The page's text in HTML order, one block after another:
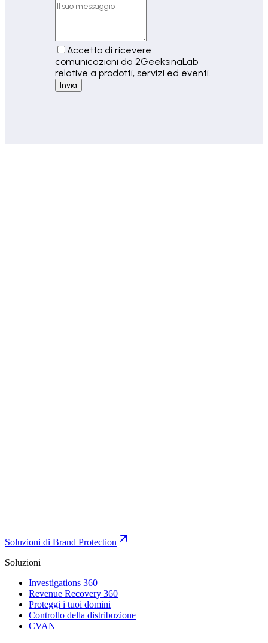
Accetto di ricevere
comunicazioni da 2GeeksinaLab
relative a prodotti, servizi ed eventi.
Invia
Soluzioni di Brand Protection
Soluzioni
Investigations 360
Revenue Recovery 360
Proteggi i tuoi domini
Controllo della distribuzione
CVAN